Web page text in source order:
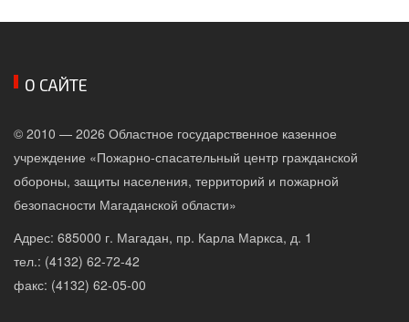
О САЙТЕ
© 2010 — 2026 Областное государственное казенное
учреждение «Пожарно-спасательный центр гражданской
обороны, защиты населения, территорий и пожарной
безопасности Магаданской области»
Адрес: 685000 г. Магадан, пр. Карла Маркса, д. 1
тел.: (4132) 62-72-42
факс: (4132) 62-05-00